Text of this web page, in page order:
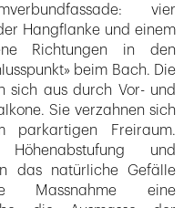
vier
Hangflanke und einem
Richtungen in den
beim Bach. Die
sich aus durch Vor- und
Sie verzahnen sich
Freiraum.
und
das natürliche Gefälle
Massnahme eine